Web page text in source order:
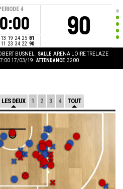
4
13 19 24 25 81
11 23 34 22 90
90
BUSNEL SALLE ARENA LOIRE TRELAZE
17/03/19 ATTENDANCE 3200
LES DEUX 1 2 3 4 TOUT